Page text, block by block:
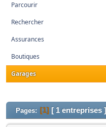
Parcourir
Rechercher
Assurances
Boutiques
Garages
[ 1 entreprises ]
Pages 1